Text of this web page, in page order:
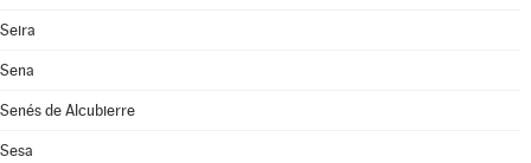
Seira
Sena
Senés de Alcubierre
Sesa